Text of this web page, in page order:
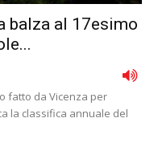
balza al 17esimo
fatto da Vicenza per
la classifica annuale del